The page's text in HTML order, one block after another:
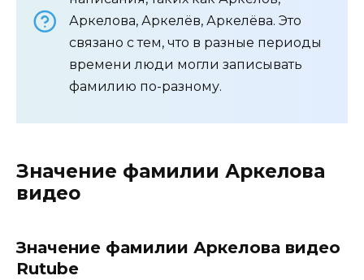
Аркелова, Аркелёв, Аркелёва. Это
связано с тем, что в разные периоды
времени люди могли записывать
фамилию по-разному.
Значение фамилии Аркелова
видео
Значение фамилии Аркелова видео
Rutube